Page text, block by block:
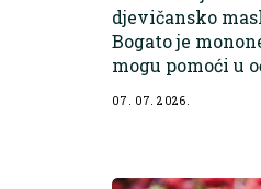
djevičansko
Bogato je
mogu pomoći u
07. 07. 2026.